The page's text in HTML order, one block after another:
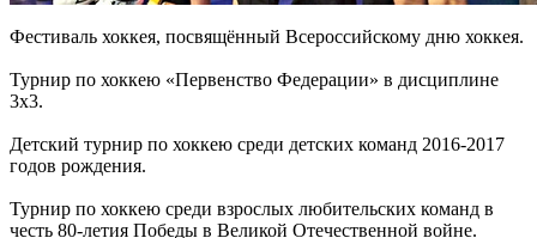
Фестиваль хоккея, посвящённый Всероссийскому дню хоккея.
Турнир по хоккею «Первенство Федерации» в дисциплине
3х3.
Детский турнир по хоккею среди детских команд 2016-2017
годов рождения.
Турнир по хоккею среди взрослых любительских команд в
честь 80-летия Победы в Великой Отечественной войне.